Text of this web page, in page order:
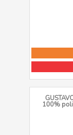
100%